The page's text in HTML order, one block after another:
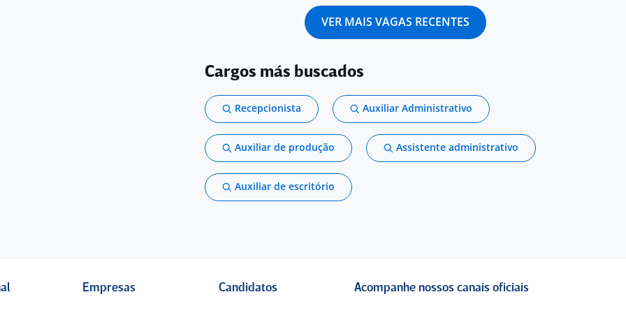
VER MAIS VAGAS RECENTES
Cargos más buscados
Recepcionista Auxiliar Administrativo
Auxiliar de produção Assistente administrativo
Auxiliar de escritório
Empresas Candidatos Acompanhe nossos canais oficiais